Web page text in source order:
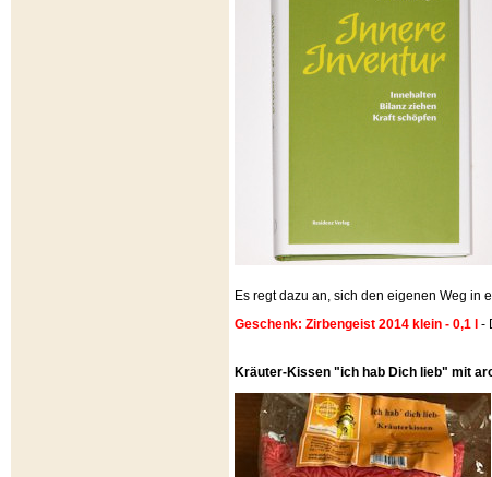
Es regt dazu an, sich den eigenen Weg in
Geschenk: Zirbengeist 2014 klein - 0,1 l -
Kräuter-Kissen "ich hab Dich lieb" mit